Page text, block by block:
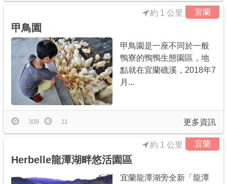
宜蘭
甲鳥園
約 1 公里
甲鳥園是一座不同於一般
鴨寮的鴨鴨生態園區，地
點就在宜蘭礁溪，2018年7
月...
更多資訊
309 11
宜蘭
Herbelle龍潭湖畔悠活園區
約 1 公里
宜蘭龍潭湖旁全新「龍潭